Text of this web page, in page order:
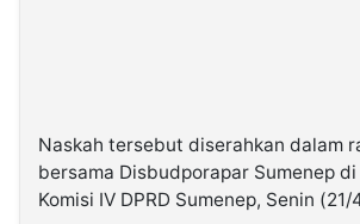
Naskah tersebut diserahkan dalam
bersama Disbudporapar Sumenep
Komisi IV DPRD Sumenep, Senin (21/